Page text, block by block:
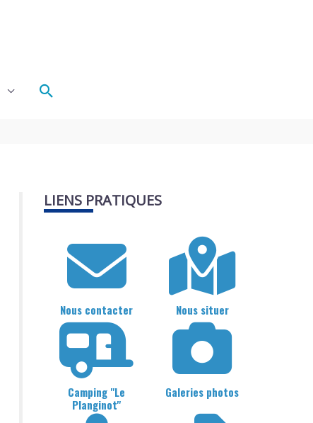
Rechercher
LIENS PRATIQUES
Nous contacter Nous situer
Camping "Le
Planginot"
Galeries photos